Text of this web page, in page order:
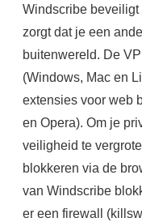
Windscribe
zorgt dat je een
buitenwereld. De
(Windows, Mac en
extensies voor web
en Opera). Om je
veiligheid te
blokkeren via de
van Windscribe
er een firewall